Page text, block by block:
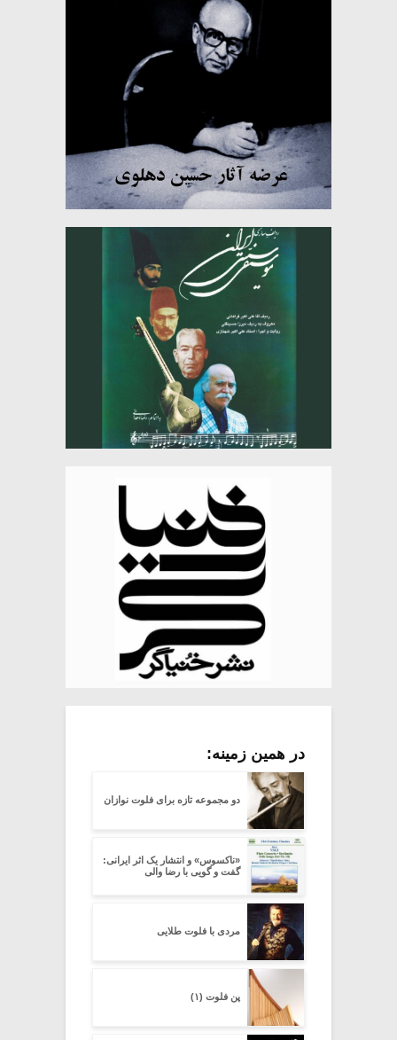
در همین زمینه:
دو مجموعه تازه برای فلوت نوازان
«ناکسوس» و انتشار یک اثر ایرانی:
گفت و گویی با رضا والی
مردی با فلوت طلایی
پن فلوت (۱)